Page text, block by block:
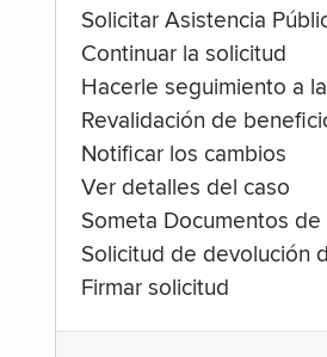
Solicitar Asistencia
Continuar la solicitud
Hacerle seguimiento a
Revalidación de
Notificar los cambios
Ver detalles del caso
Someta Documentos de
Solicitud de devolución
Firmar solicitud